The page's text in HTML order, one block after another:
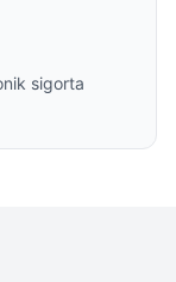
sigorta